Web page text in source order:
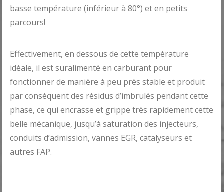
basse température (inférieur à 80°) et en petits
parcours!
Effectivement, en dessous de cette température
idéale, il est suralimenté en carburant pour
fonctionner de manière à peu près stable et produit
par conséquent des résidus d’imbrulés pendant cette
phase, ce qui encrasse et grippe très rapidement cette
belle mécanique, jusqu’à saturation des injecteurs,
conduits d’admission, vannes EGR, catalyseurs et
autres FAP.